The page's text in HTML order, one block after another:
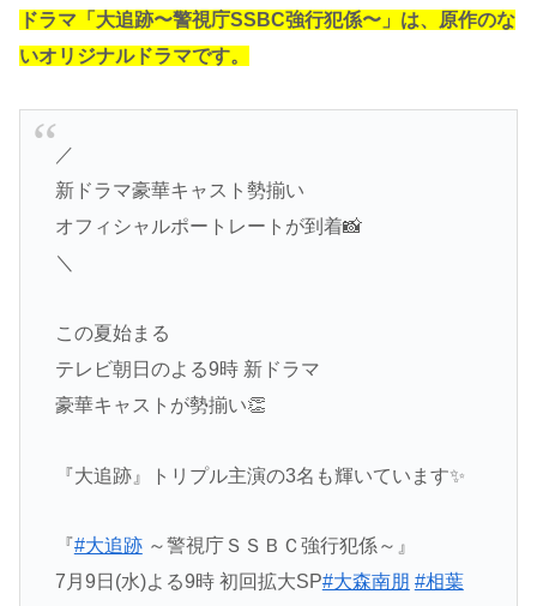
ドラマ「大追跡〜警視庁SSBC強行犯係〜」は、原作のな
いオリジナルドラマです。
／
新ドラマ豪華キャスト勢揃い
オフィシャルポートレートが到着📸
＼
この夏始まる
テレビ朝日のよる9時 新ドラマ
豪華キャストが勢揃い👏
『大追跡』トリプル主演の3名も輝いています✨
『 #大追跡～警視庁ＳＳＢＣ強行犯係～』
7月9日(水)よる9時 初回拡大SP#大森南朋 #相葉